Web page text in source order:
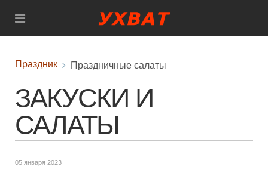
Праздник Праздничные салаты
ЗАКУСКИ И
САЛАТЫ
05 января 2023